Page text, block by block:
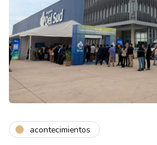
acontecimientos